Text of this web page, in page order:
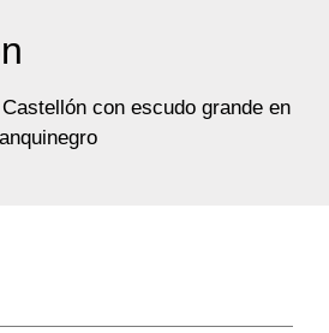
con escudo grande en